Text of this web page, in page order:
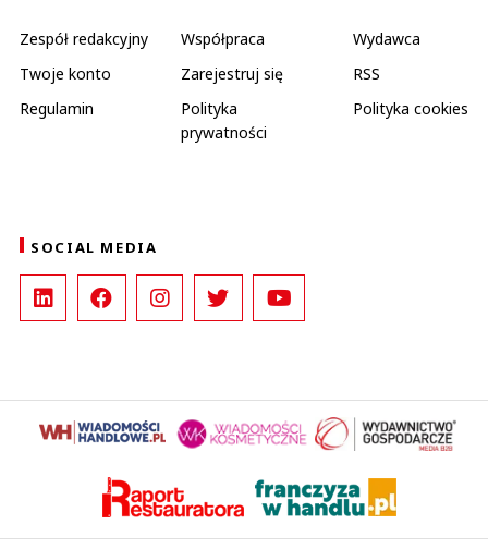
Zespół redakcyjny Współpraca
Wydawca
Twoje konto
Zarejestruj się
RSS
Regulamin
Polityka
prywatności
Polityka cookies
SOCIAL MEDIA